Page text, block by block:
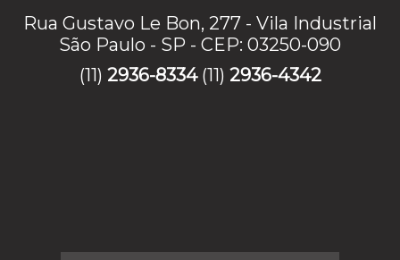
Rua Gustavo Le Bon, 277 - Vila Industrial
São Paulo - SP - CEP: 03250-090
(11) 2936-8334 (11) 2936-4342